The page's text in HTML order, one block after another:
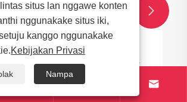
ing Line-Line-Line-Pelanggaran

 
situs lan nggawe konten
nggunakake situs iki,
kanggo nggunakake
Kebijakan Privasi
Nampa